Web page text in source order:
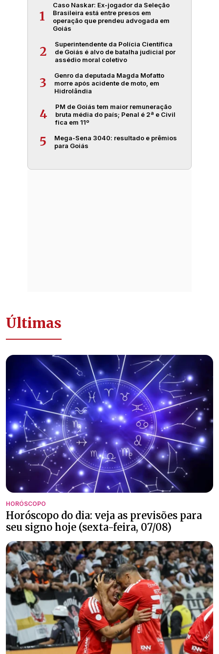
1
Caso Naskar: Ex-jogador da Seleção
Brasileira está entre presos em
operação que prendeu advogada em
Goiás
2
Superintendente da Polícia Científica
de Goiás é alvo de batalha judicial por
assédio moral coletivo
3
Genro da deputada Magda Mofatto
morre após acidente de moto, em
Hidrolândia
4
PM de Goiás tem maior remuneração
bruta média do país; Penal é 2ª e Civil
fica em 11º
5
Mega-Sena 3040: resultado e prêmios
para Goiás
Últimas
HORÓSCOPO
Horóscopo do dia: veja as previsões para
seu signo hoje (sexta-feira, 07/08)